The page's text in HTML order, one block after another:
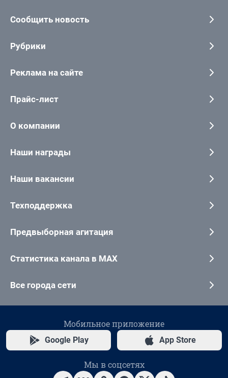
Сообщить новость
Рубрики
Реклама на сайте
Прайс-лист
О компании
Наши награды
Наши вакансии
Техподдержка
Предвыборная агитация
Статистика канала в MAX
Все города сети
Мобильное приложение
Google Play App Store
Мы в соцсетях